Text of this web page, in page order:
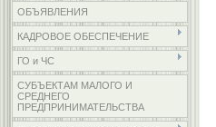
ОБЪЯВЛЕНИЯ
КАДРОВОЕ ОБЕСПЕЧЕНИЕ
ГО и ЧС
СУБЪЕКТАМ МАЛОГО И
СРЕДНЕГО
ПРЕДПРИНИМАТЕЛЬСТВА